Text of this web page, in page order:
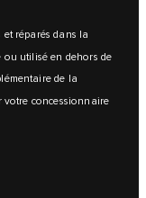
réparés dans la
ou utilisé en dehors de
de la
votre concessionnaire